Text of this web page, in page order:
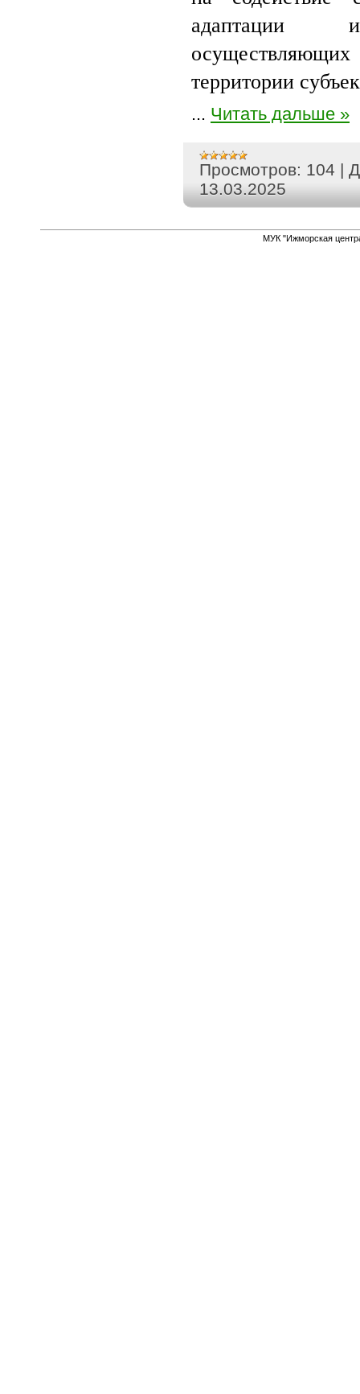
адаптации
осуществляющих
территории
... Читать дальше »
Просмотров: 104 |
13.03.2025
МУК "Ижморская